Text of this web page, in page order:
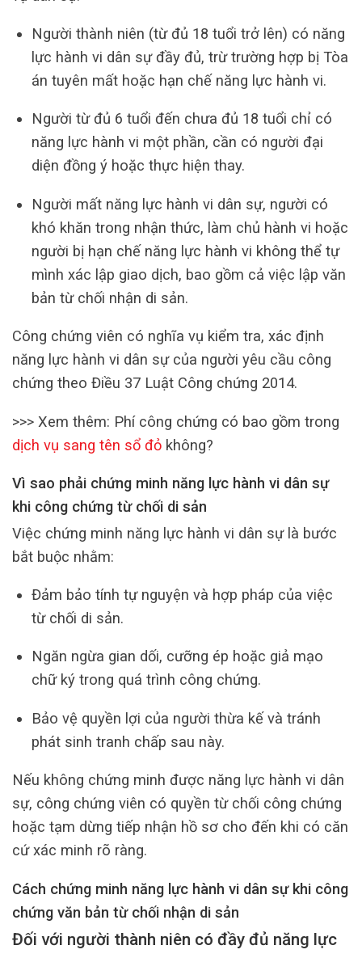
Người thành niên (từ đủ 18 tuổi trở lên) có năng
lực hành vi dân sự đầy đủ, trừ trường hợp bị Tòa
án tuyên mất hoặc hạn chế năng lực hành vi.
Người từ đủ 6 tuổi đến chưa đủ 18 tuổi chỉ có
năng lực hành vi một phần, cần có người đại
diện đồng ý hoặc thực hiện thay.
Người mất năng lực hành vi dân sự, người có
khó khăn trong nhận thức, làm chủ hành vi hoặc
người bị hạn chế năng lực hành vi không thể tự
mình xác lập giao dịch, bao gồm cả việc lập văn
bản từ chối nhận di sản.
Công chứng viên có nghĩa vụ kiểm tra, xác định
năng lực hành vi dân sự của người yêu cầu công
chứng theo Điều 37 Luật Công chứng 2014.
>>> Xem thêm: Phí công chứng có bao gồm trong
dịch vụ sang tên sổ đỏ không?
Vì sao phải chứng minh năng lực hành vi dân sự
khi công chứng từ chối di sản
Việc chứng minh năng lực hành vi dân sự là bước
bắt buộc nhằm:
Đảm bảo tính tự nguyện và hợp pháp của việc
từ chối di sản.
Ngăn ngừa gian dối, cưỡng ép hoặc giả mạo
chữ ký trong quá trình công chứng.
Bảo vệ quyền lợi của người thừa kế và tránh
phát sinh tranh chấp sau này.
Nếu không chứng minh được năng lực hành vi dân
sự, công chứng viên có quyền từ chối công chứng
hoặc tạm dừng tiếp nhận hồ sơ cho đến khi có căn
cứ xác minh rõ ràng.
Cách chứng minh năng lực hành vi dân sự khi công
chứng văn bản từ chối nhận di sản
Đối với người thành niên có đầy đủ năng lực